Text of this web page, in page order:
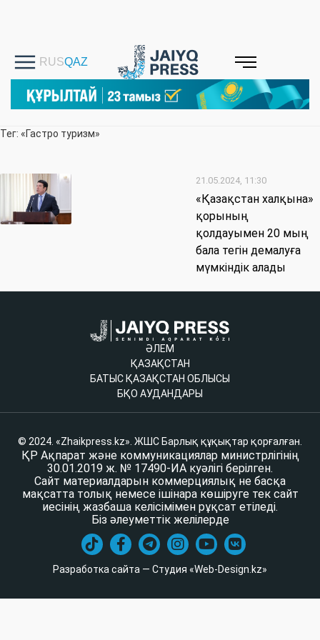
Тег: «Гастро туризм»
21.05.2024, 11:30
«Қазақстан халқына»
қорының
қолдауымен 20 мың
бала тегін демалуға
мүмкіндік алады
ӘЛЕМ
ҚАЗАҚСТАН
БАТЫС ҚАЗАҚСТАН ОБЛЫСЫ
БҚО АУДАНДАРЫ
© 2024. «Zhaikpress.kz». ЖШС Барлық құқықтар қорғалған.
ҚР Ақпарат және коммуникациялар министрлігінің
30.01.2019 ж. № 17490-ИА куәлігі берілген.
Сайт материалдарын коммерциялық не басқа
мақсатта толық немесе ішінара көшіруге тек сайт
иесінің жазбаша келісімімен рұқсат етіледі.
Біз әлеуметтік желілерде
Разработка сайта — Студия «Web-Design.kz»